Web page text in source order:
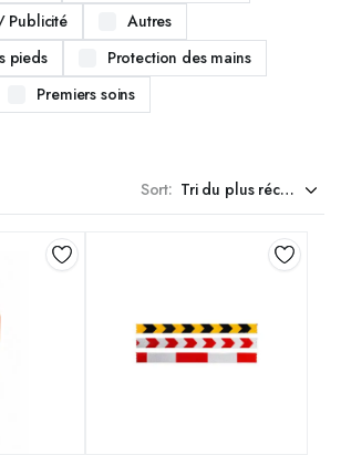
Publicité
Autres
pieds
Protection des mains
Premiers soins
Sort: